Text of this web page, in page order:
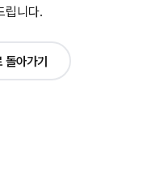
립니다.
돌아가기